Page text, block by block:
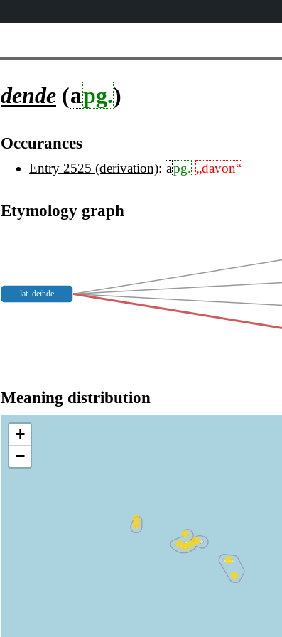
dende (apg.)
Occurances
Entry 2525 (derivation): apg. „davon“
Etymology graph
lat. deĭnde
Meaning distribution
+
−